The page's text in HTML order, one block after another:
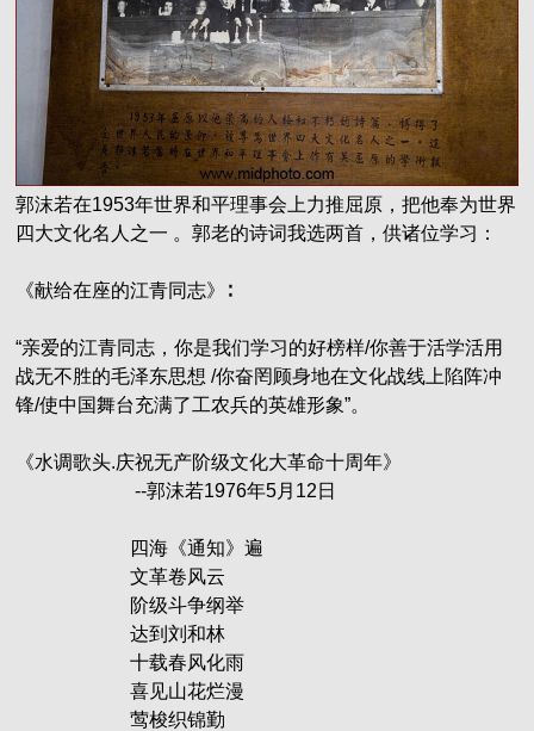
郭沫若在1953年世界和平理事会上力推屈原，把他奉为世界
四大文化名人之一 。郭老的诗词我选两首，供诸位学习：
《献给在座的江青同志》∶
“亲爱的江青同志，你是我们学习的好榜样/你善于活学活用
战无不胜的毛泽东思想 /你奋罔顾身地在文化战线上陷阵冲
锋/使中国舞台充满了工农兵的英雄形象”。
《水调歌头.庆祝无产阶级文化大革命十周年》
--郭沫若1976年5月12日
四海《通知》遍
文革卷风云
阶级斗争纲举
达到刘和林
十载春风化雨
喜见山花烂漫
莺梭织锦勤